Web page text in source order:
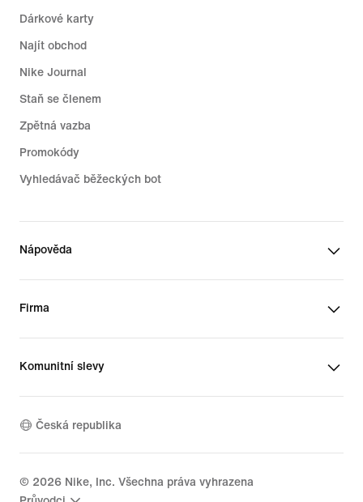
Dárkové karty
Najít obchod
Nike Journal
Staň se členem
Zpětná vazba
Promokódy
Vyhledávač běžeckých bot
Nápověda
Firma
Komunitní slevy
Česká republika
© 2026 Nike, Inc. Všechna práva vyhrazena